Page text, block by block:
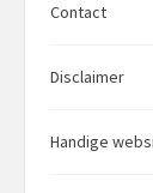
Contact
Disclaimer
Handige